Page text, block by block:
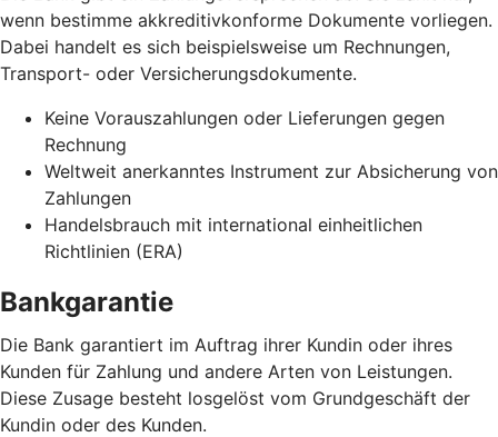
wenn bestimme akkreditivkonforme Dokumente vorliegen.
Dabei handelt es sich beispielsweise um Rechnungen,
Transport- oder Versicherungsdokumente.
Keine Vorauszahlungen oder Lieferungen gegen
Rechnung
Weltweit anerkanntes Instrument zur Absicherung von
Zahlungen
Handelsbrauch mit international einheitlichen
Richtlinien (ERA)
Bankgarantie
Die Bank garantiert im Auftrag ihrer Kundin oder ihres
Kunden für Zahlung und andere Arten von Leistungen.
Diese Zusage besteht losgelöst vom Grundgeschäft der
Kundin oder des Kunden.